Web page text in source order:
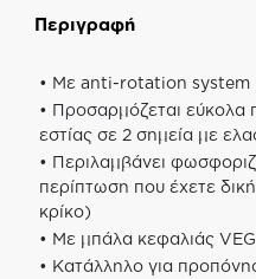
Περιγραφή
• Με anti-rotation system
• Προσαρμόζεται εύκολα
εστίας σε 2 σημεία με
• Περιλαμβάνει
περίπτωση που έχετε
κρίκο)
• Με μπάλα κεφαλιάς
• Κατάλληλο για